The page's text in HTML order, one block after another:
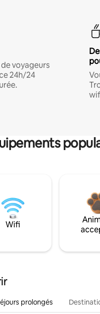
voyageurs
24h/24
Wifi
prolongés